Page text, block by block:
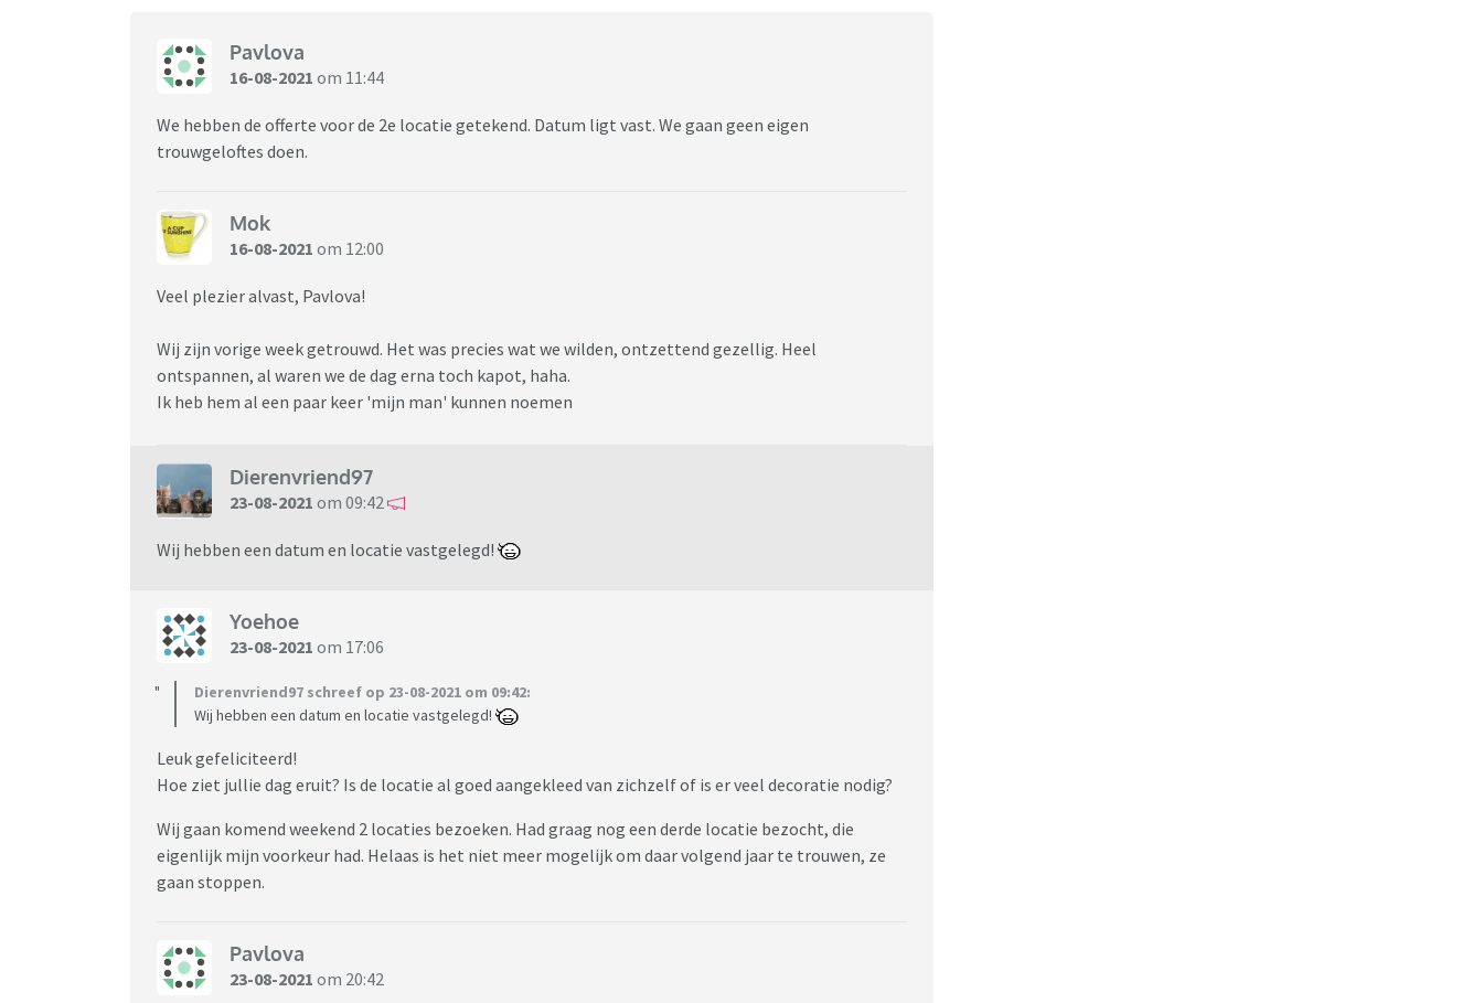
Pavlova
16-08-2021 om 11:44
We hebben de offerte voor de 2e locatie getekend. Datum ligt vast. We gaan geen eigen
trouwgeloftes doen.
Mok
16-08-2021 om 12:00
Veel plezier alvast, Pavlova!
Wij zijn vorige week getrouwd. Het was precies wat we wilden, ontzettend gezellig. Heel
ontspannen, al waren we de dag erna toch kapot, haha.
Ik heb hem al een paar keer 'mijn man' kunnen noemen
Dierenvriend97
23-08-2021 om 09:42
Wij hebben een datum en locatie vastgelegd!
Yoehoe
23-08-2021 om 17:06
Dierenvriend97 schreef op 23-08-2021 om 09:42:
Wij hebben een datum en locatie vastgelegd!
Leuk gefeliciteerd!
Hoe ziet jullie dag eruit? Is de locatie al goed aangekleed van zichzelf of is er veel decoratie nodig?
Wij gaan komend weekend 2 locaties bezoeken. Had graag nog een derde locatie bezocht, die
eigenlijk mijn voorkeur had. Helaas is het niet meer mogelijk om daar volgend jaar te trouwen, ze
gaan stoppen.
Pavlova
23-08-2021 om 20:42